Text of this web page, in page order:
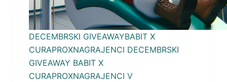
DECEMBRSKI GIVEAWAYBABIT X
CURAPROXNAGRAJENCI DECEMBRSKI
GIVEAWAY BABIT X
CURAPROXNAGRAJENCI V